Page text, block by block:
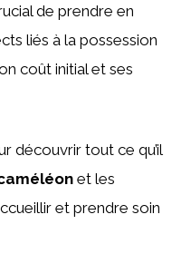
de prendre en
liés à la possession
coût initial et ses
découvrir tout ce qu’il
et les
et prendre soin